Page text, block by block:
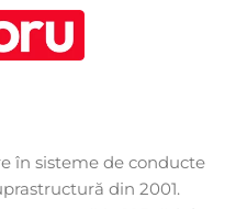
în sisteme de conducte
din 2001.